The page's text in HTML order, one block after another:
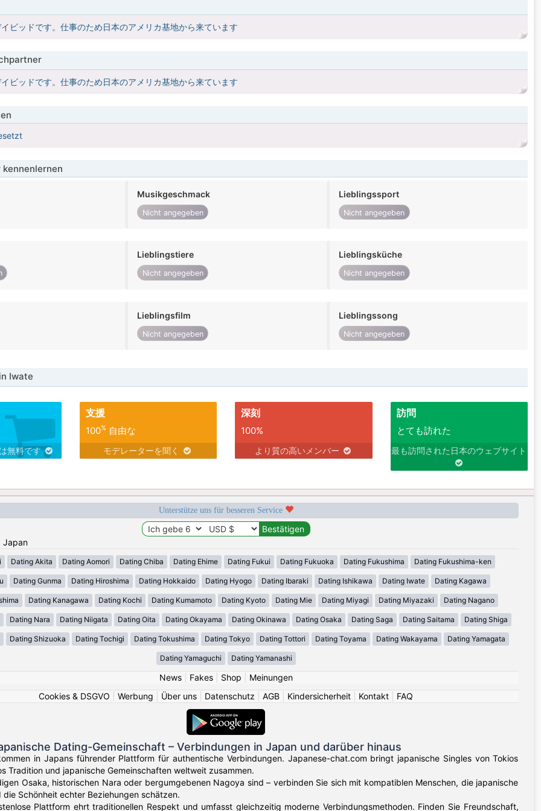
ビッドです。仕事のため日本のアメリカ基地から来ています
ビッドです。仕事のため日本のアメリカ基地から来ています
Musikgeschmack
Nicht angegeben
Lieblingssport
Nicht angegeben
Lieblingstiere
Nicht angegeben
Lieblingsküche
Nicht angegeben
Lieblingsfilm
Nicht angegeben
Lieblingssong
Nicht angegeben
Iwate
無料です
支援
100%自由な
モデレーターを聞く
深刻
100%
より質の高いメンバー
訪問
とても訪れた
最も訪問された日本のウェブサイト
Unterstütze uns für besseren Service
Japan
Dating Akita Dating Aomori Dating Chiba Dating Ehime Dating Fukui Dating Fukuoka Dating Fukushima Dating Fukushima-ken
Dating Gunma Dating Hiroshima Dating Hokkaido Dating Hyogo Dating Ibaraki Dating Ishikawa Dating Iwate Dating Kagawa
Dating Kanagawa Dating Kochi Dating Kumamoto Dating Kyoto Dating Mie Dating Miyagi Dating Miyazaki Dating Nagano
Dating Nara Dating Niigata Dating Oita Dating Okayama Dating Okinawa Dating Osaka Dating Saga Dating Saitama Dating Shiga
Dating Shizuoka Dating Tochigi Dating Tokushima Dating Tokyo Dating Tottori Dating Toyama Dating Wakayama Dating Yamagata
Dating Yamaguchi Dating Yamanashi
News| Fakes| Shop
Meinungen
Cookies & DSGVO
Werbung Über uns Datenschutz AGB Kindersicherheit Kontakt FAQ
Dating-Gemeinschaft – Verbindungen in Japan und darüber hinaus
in Japans führender Plattform für authentische Verbindungen. Japanese-chat.com bringt japanische Singles von Tokios
Tradition und japanische Gemeinschaften weltweit zusammen.
Osaka, historischen Nara oder bergumgebenen Nagoya sind – verbinden Sie sich mit kompatiblen Menschen, die japanische
die Schönheit echter Beziehungen schätzen.
Plattform ehrt traditionellen Respekt und umfasst gleichzeitig moderne Verbindungsmethoden. Finden Sie Freundschaft,